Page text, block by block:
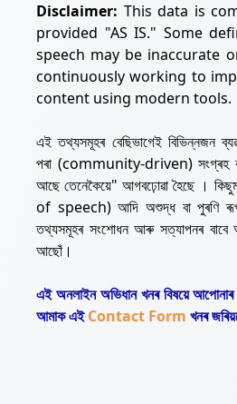
Disclaimer: This data is
provided "AS IS." Some
speech may be inaccurate
continuously working to
content using modern tools.
এই তথ্যসমূহৰ বেছিভাগেই বিভিন্নজন
পৰা (community-driven) সংগ্ৰহ
আছে তেনেকৈয়ে" আগবঢ়োৱা হৈছে ।
of speech) আদি অশুদ্ধ বা পুৰণি
তথ্যসমূহৰ সংশোধন আৰু সত্যাপনৰ বাবে
আছোঁ।
এই অনলাইন অভিধান খনৰ বিষয়ে আপোনাৰ
আমাক এইContact Form খনৰ